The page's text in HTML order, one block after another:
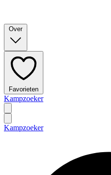
Over
Favorieten
Kampzoeker
Kampzoeker